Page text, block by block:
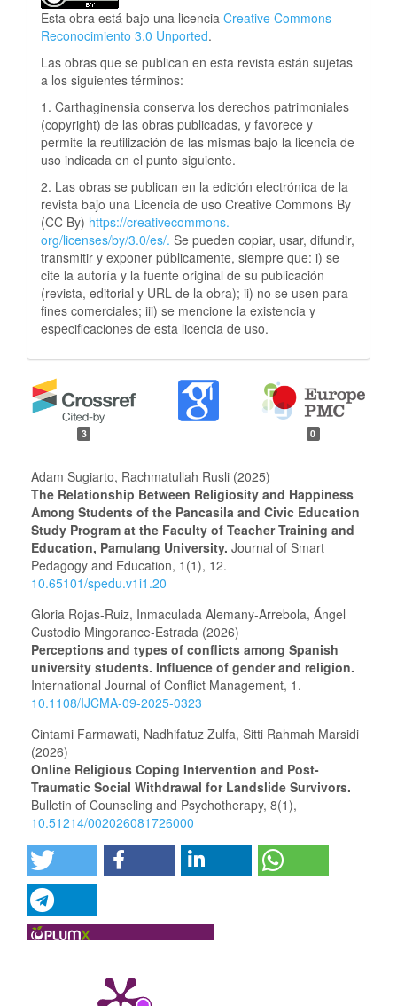
Esta obra está bajo una licencia Creative Commons
Reconocimiento 3.0 Unported.
Las obras que se publican en esta revista están sujetas
a los siguientes términos:
1. Carthaginensia conserva los derechos patrimoniales
(copyright) de las obras publicadas, y favorece y
permite la reutilización de las mismas bajo la licencia de
uso indicada en el punto siguiente.
2. Las obras se publican en la edición electrónica de la
revista bajo una Licencia de uso Creative Commons By
(CC By) https://creativecommons.
org/licenses/by/3.0/es/. Se pueden copiar, usar, difundir,
transmitir y exponer públicamente, siempre que: i) se
cite la autoría y la fuente original de su publicación
(revista, editorial y URL de la obra); ii) no se usen para
fines comerciales; iii) se mencione la existencia y
especificaciones de esta licencia de uso.
3 0
Adam Sugiarto, Rachmatullah Rusli (2025)
The Relationship Between Religiosity and Happiness
Among Students of the Pancasila and Civic Education
Study Program at the Faculty of Teacher Training and
Education, Pamulang University. Journal of Smart
Pedagogy and Education, 1 (1), 12.
10.65101/spedu.v1i1.20
Gloria Rojas-Ruiz, Inmaculada Alemany-Arrebola, Ángel
Custodio Mingorance-Estrada (2026)
Perceptions and types of conflicts among Spanish
university students. Influence of gender and religion.
International Journal of Conflict Management, 1.
10.1108/IJCMA-09-2025-0323
Cintami Farmawati, Nadhifatuz Zulfa, Sitti Rahmah Marsidi
(2026)
Online Religious Coping Intervention and Post-
Traumatic Social Withdrawal for Landslide Survivors.
Bulletin of Counseling and Psychotherapy, 8(1),
10.51214/002026081726000